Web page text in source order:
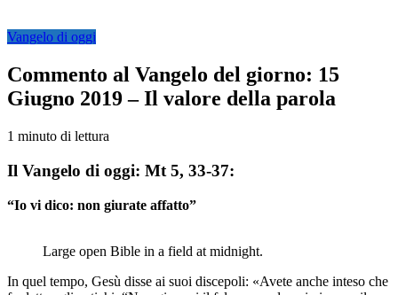
Vangelo di oggi
Commento al Vangelo del giorno: 15
Giugno 2019 – Il valore della parola
1 minuto di lettura
Il Vangelo di oggi: Mt 5, 33-37:
“Io vi dico: non giurate affatto”
Large open Bible in a field at midnight.
In quel tempo, Gesù disse ai suoi discepoli: «Avete anche inteso che